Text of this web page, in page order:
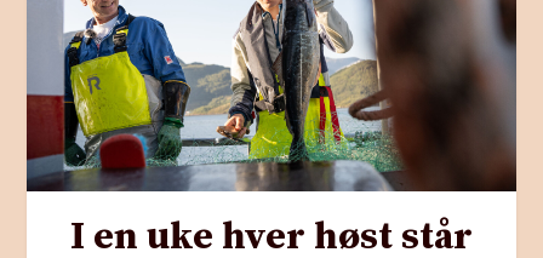
I en uke hver høst står